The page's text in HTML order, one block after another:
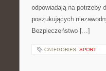
odpowiadają na potrzeby
poszukujących
Bezpieczeństwo […]
CATEGORIES: SPORT